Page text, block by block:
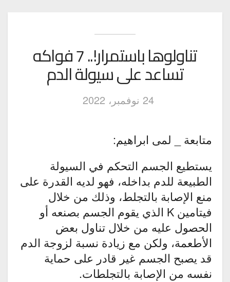
تناولوها باستمرار!.. 7 فواكه
تساعد على سيولة الدم
24 نوفمبر، 2022
متابعة _ لمى ابراهيم:
يستطيع الجسم التحكم في السيولة
الطبيعة للدم بداخله، فهو لديه القدرة على
منع الإصابة بالتجلط، وذلك من خلال
فيتامين K الذي يقوم الجسم بصنعه أو
الحصول عليه من خلال تناول بعض
الأطعمة، ولكن مع زيادة نسبة لزوجة الدم
قد يصبح الجسم غير قادر على حماية
نفسه من الإصابة بالتجلطات.